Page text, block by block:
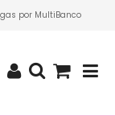
por MultiBanco